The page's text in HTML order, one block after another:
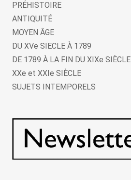
PRÉHISTOIRE
ANTIQUITÉ
MOYEN ÂGE
DU XVe SIECLE À 1789
DE 1789 À LA FIN DU XIXe SIÈCLE
XXe et XXIe SIÈCLE
SUJETS INTEMPORELS